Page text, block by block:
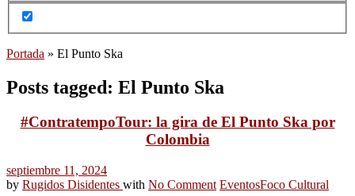
Portada » El Punto Ska
Posts tagged: El Punto Ska
#ContratempoTour: la gira de El Punto Ska por
Colombia
septiembre 11, 2024
by Rugidos Disidentes with No Comment EventosFoco Cultural